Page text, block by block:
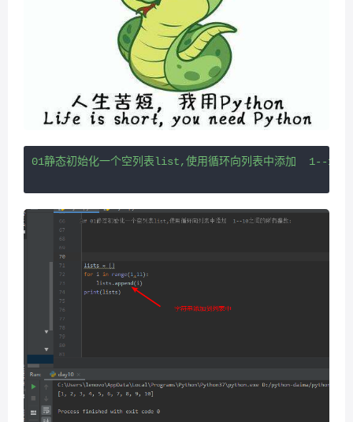
01静态初始化一个空列表list,使用循环向列表中添加  1--10之